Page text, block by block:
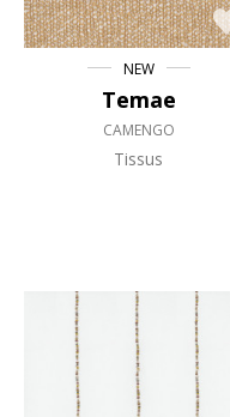
NEW
Temae
CAMENGO
Tissus